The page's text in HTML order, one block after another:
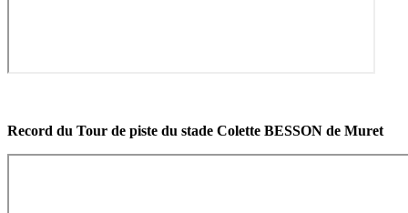
Record du Tour de piste du stade Colette BESSON de Muret